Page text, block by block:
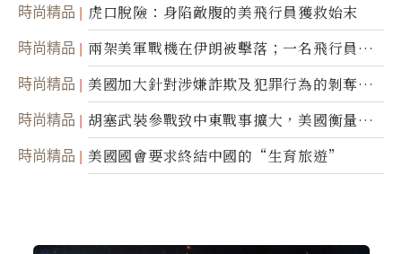
時尚精品 虎口脫險：身陷敵腹的美飛行員獲救始末
時尚精品
兩架美軍戰機在伊朗被擊落；一名飛行員失
蹤
時尚精品
美國加大針對涉嫌詐欺及犯罪行為的剝奪公
民權力度
時尚精品
胡塞武裝參戰致中東戰事擴大，美國衡量地
面入侵的可能性
時尚精品 美國國會要求終結中國的“生育旅遊”